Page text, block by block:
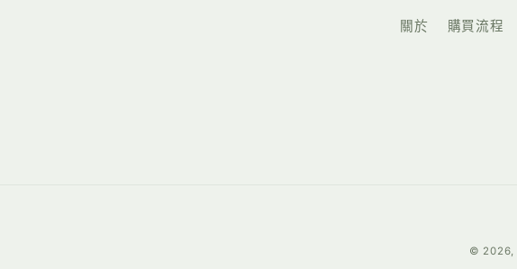
關於 購買流程
© 2026,